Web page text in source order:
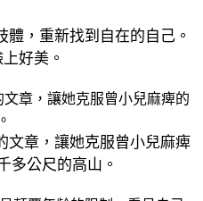
體，重新找到自在的自己。
好美。
文章，讓她克服曾小兒麻痺
多公尺的高山。